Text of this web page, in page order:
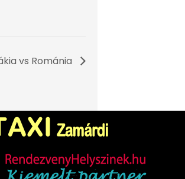
vs Románia